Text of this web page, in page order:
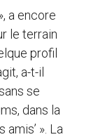
a encore
le terrain
profil
a-t-il
se
dans la
amis’ ». La